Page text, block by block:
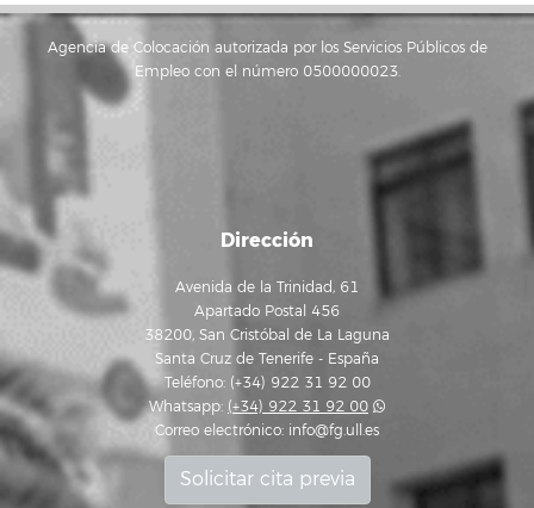
Agencia de Colocación autorizada por los Servicios Públicos de
Empleo con el número 0500000023.
Dirección
Avenida de la Trinidad, 61
Apartado Postal 456
38200, San Cristóbal de La Laguna
Santa Cruz de Tenerife - España
Teléfono: (+34) 922 31 92 00
Whatsapp: (+34) 922 31 92 00
Correo electrónico: info@fg.ull.es
Solicitar cita previa